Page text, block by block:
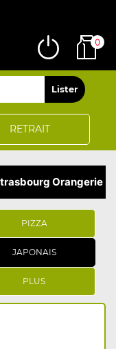
RETRAIT
0
Orangerie
PIZZA
JAPONAIS
PLUS